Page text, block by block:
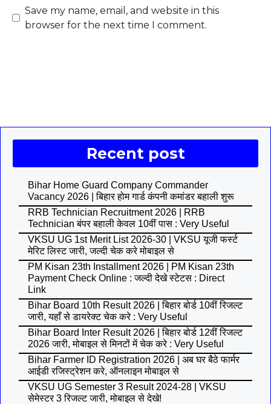
Save my name, email, and website in this
browser for the next time I comment.
Recent post
Bihar Home Guard Company Commander
Vacancy 2026 | बिहार होम गार्ड कंपनी कमांडर बहाली शुरू
RRB Technician Recruitment 2026 | RRB
Technician बंपर बहाली केवल 10वीं पास : Very Useful
VKSU UG 1st Merit List 2026-30 | VKSU यूजी फर्स्ट
मेरिट लिस्ट जारी, जल्दी चेक करे मोबाइल से
PM Kisan 23th Installment 2026 | PM Kisan 23th
Payment Check Online : जल्दी देखे स्टेटस : Direct
Link
Bihar Board 10th Result 2026 | बिहार बोर्ड 10वीं रिजल्ट
जारी, यहाँ से डायरेक्ट चेक करे : Very Useful
Bihar Board Inter Result 2026 | बिहार बोर्ड 12वीं रिजल्ट
2026 जारी, मोबाइल से मिनटों में चेक करे : Very Useful
Bihar Farmer ID Registration 2026 | अब घर बैठे फार्मर
आईडी रजिस्ट्रेशन करे, ऑनलाइन मोबाइल से
VKSU UG Semester 3 Result 2024-28 | VKSU
सेमेस्टर 3 रिजल्ट जारी, मोबाइल से देखे!